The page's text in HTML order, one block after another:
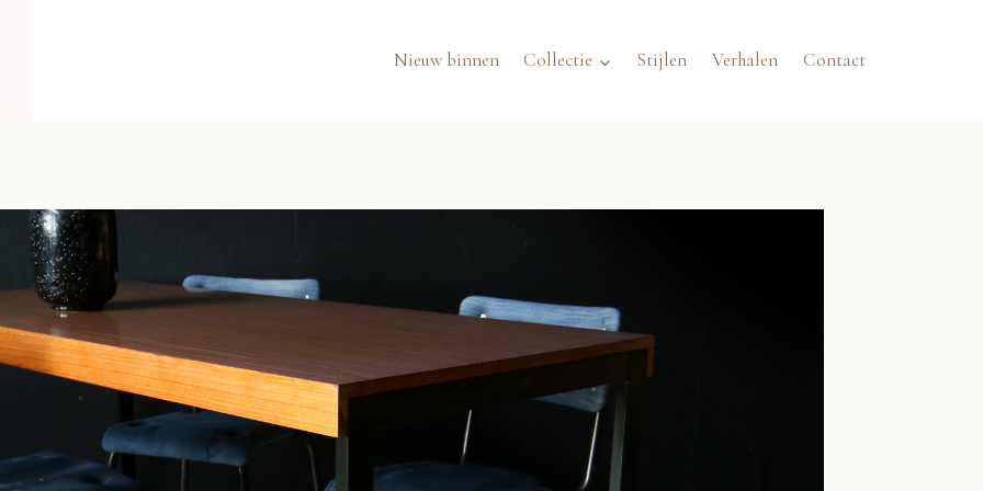
Nieuw binnen Collectie Stijlen Verhalen Contact